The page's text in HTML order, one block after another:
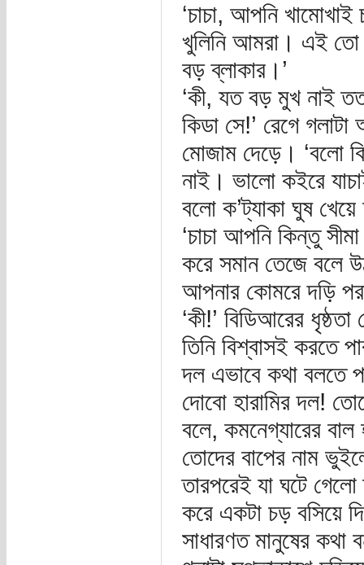
‘চাচা, আপনি
খুলিনি আমরা। এই
বড় ব্লাকার।’
‘কী, যত বড় মুখ নাই
কিডা সে!’ রেগে
মোজাম দেড়ে। ‘বলো
নাই। ভালো কইরে
বলো ক’ট্যাকা ঘুষ
‘চাচা আপনি কিন্তু
করে সমান তেজে বলে
আপনার কোমরে দড়ি
‘কী!’ বিডিআরের
তিনি বিশ্বাসই করতে
দল এভাবে কথা বলতে
দোবো হারামির দল!
বলে, কমনেগ্যারের
তোদের বাপের নাম
তারপরেই যা ঘটে
করে একটা চড় বসিয়ে
সাধারণত মানুষের